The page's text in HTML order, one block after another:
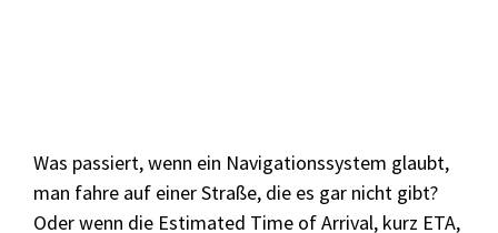
Software Development Engineer in Test
Selenium 4 Tester Foundation
Was passiert, wenn ein Navigationssystem glaubt,
man fahre auf einer Straße, die es gar nicht gibt?
Oder wenn die Estimated Time of Arrival, kurz ETA,